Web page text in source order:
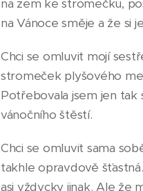
na zem ke stromečku,
na Vánoce směje a že si
Chci se omluvit mojí
stromeček plyšového
Potřebovala jsem jen
vánočního štěstí.
Chci se omluvit sama
takhle opravdově
asi vždycky jinak. Ale že